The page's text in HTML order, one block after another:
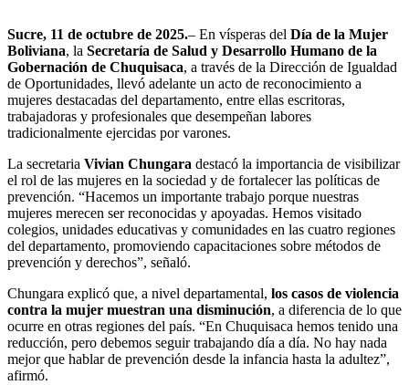
Sucre, 11 de octubre de 2025.– En vísperas del Día de la Mujer
Boliviana, la Secretaría de Salud y Desarrollo Humano de la
Gobernación de Chuquisaca, a través de la Dirección de Igualdad
de Oportunidades, llevó adelante un acto de reconocimiento a
mujeres destacadas del departamento, entre ellas escritoras,
trabajadoras y profesionales que desempeñan labores
tradicionalmente ejercidas por varones.
La secretaria Vivian Chungara destacó la importancia de visibilizar
el rol de las mujeres en la sociedad y de fortalecer las políticas de
prevención. “Hacemos un importante trabajo porque nuestras
mujeres merecen ser reconocidas y apoyadas. Hemos visitado
colegios, unidades educativas y comunidades en las cuatro regiones
del departamento, promoviendo capacitaciones sobre métodos de
prevención y derechos”, señaló.
Chungara explicó que, a nivel departamental, los casos de violencia
contra la mujer muestran una disminución, a diferencia de lo que
ocurre en otras regiones del país. “En Chuquisaca hemos tenido una
reducción, pero debemos seguir trabajando día a día. No hay nada
mejor que hablar de prevención desde la infancia hasta la adultez”,
afirmó.